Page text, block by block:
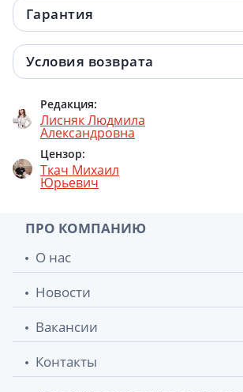
Гарантия
Условия возврата
Редакция:
Лисняк Людмила
Александровна
Цензор:
Ткач Михаил
Юрьевич
ПРО КОМПАНИЮ
О нас
Новости
Вакансии
Контакты